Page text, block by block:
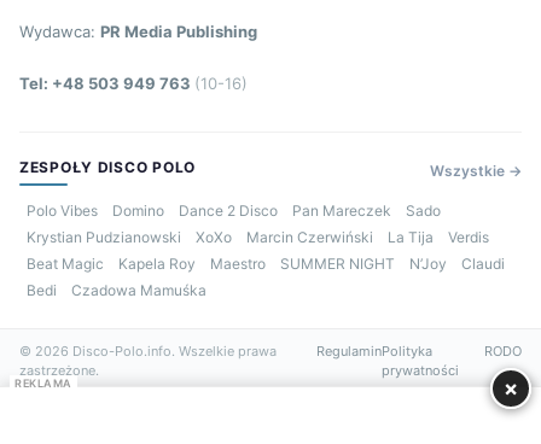
Wydawca: PR Media Publishing
Tel: +48 503 949 763 (10-16)
ZESPOŁY DISCO POLO Wszystkie →
Polo Vibes Domino Dance 2 Disco Pan Mareczek
Sado
Krystian Pudzianowski
XoXo Marcin Czerwiński La Tija
Verdis
Beat Magic
Kapela Roy Maestro SUMMER NIGHT N’Joy
Claudi
Bedi
Czadowa Mamuśka
© 2026 Disco-Polo.info. Wszelkie prawa
zastrzeżone.
RegulaminPolityka
prywatności
RODO
REKLAMA ×